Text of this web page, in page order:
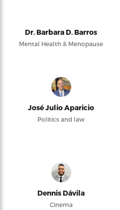
Dr. Barbara D. Barros
Mental Health & Menopause
José Julio Aparicio
Politics and law
Dennis Dávila
Cinema